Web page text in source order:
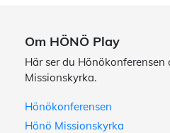
Om HÖNÖ Play
Här ser du
Missionskyrka.
Hönökonferensen
Hönö Missionskyrka